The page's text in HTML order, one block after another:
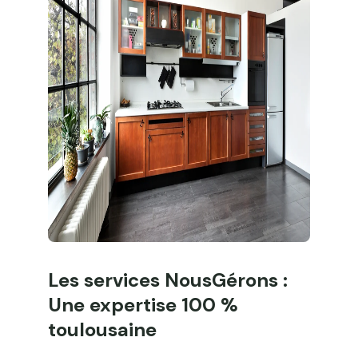
Les services NousGérons :
Une expertise 100 %
toulousaine